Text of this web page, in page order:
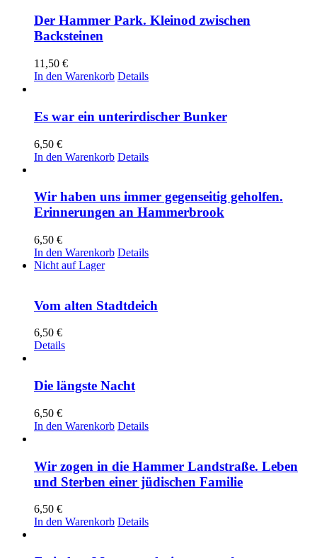
Der Hammer Park. Kleinod zwischen
Backsteinen
11,50 €
In den Warenkorb Details
Es war ein unterirdischer Bunker
6,50 €
In den Warenkorb Details
Wir haben uns immer gegenseitig geholfen.
Erinnerungen an Hammerbrook
6,50 €
In den Warenkorb Details
Nicht auf Lager
Vom alten Stadtdeich
6,50 €
Details
Die längste Nacht
6,50 €
In den Warenkorb Details
Wir zogen in die Hammer Landstraße. Leben
und Sterben einer jüdischen Familie
6,50 €
In den Warenkorb Details